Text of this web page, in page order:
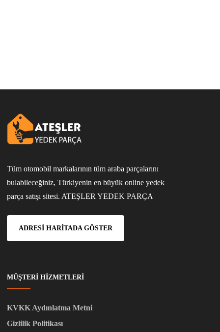
Tüm otomobil markalarının tüm araba parçalarını
bulabileceğiniz, Türkiyenin en büyük online yedek
parça satışı sitesi. ATEŞLER YEDEK PARÇA
ADRESI HARITADA GÖSTER
MÜŞTERI HIZMETLERI
KVKK Aydınlatma Metni
Gizlilik Politikası